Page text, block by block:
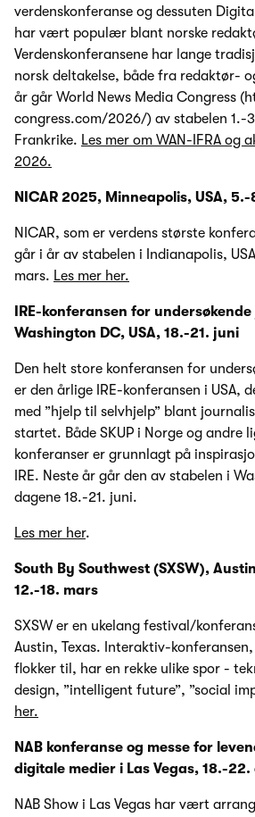
verdenskonferanse og dessuten
har vært populær blant norske
Verdenskonferansene har lange
norsk deltakelse, både fra redaktør-
år går World News Media Congress
congress.com/2026/) av stabelen 1.-
Frankrike. Les mer om WAN-IFRA og
2026.
NICAR 2025, Minneapolis, USA,
NICAR, som er verdens største
går i år av stabelen i Indianapolis,
mars. Les mer her.
IRE-konferansen for
Washington DC, USA, 18.-21. juni
Den helt store konferansen for
er den årlige IRE-konferansen i USA,
med ”hjelp til selvhjelp” blant
startet. Både SKUP i Norge og andre
konferanser er grunnlagt på
IRE. Neste år går den av stabelen i
dagene 18.-21. juni.
Les mer her.
South By Southwest (SXSW),
12.-18. mars
SXSW er en ukelang festival/
Austin, Texas. Interaktiv-
flokker til, har en rekke ulike spor -
design, ”intelligent future”, ”social
her.
NAB konferanse og messe for
digitale medier i Las Vegas, 18.-22.
NAB Show i Las Vegas har vært